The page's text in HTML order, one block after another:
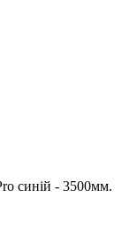
синій - 3500мм.